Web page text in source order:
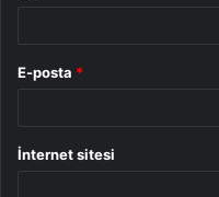
E-posta *
İnternet sitesi